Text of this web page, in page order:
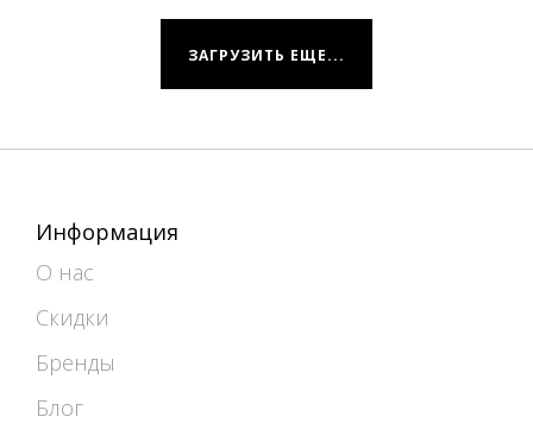
ЗАГРУЗИТЬ ЕЩЕ...
Информация
О нас
Скидки
Бренды
Блог